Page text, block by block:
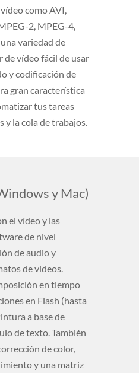
como AVI,
2, MPEG-4,
variedad de
de vídeo fácil de usar
y codificación de
gran característica
tus tareas
y la cola de trabajos.
y Mac)
el vídeo y las
de nivel
de audio y
de videos.
en tiempo
en Flash (hasta
a base de
de texto. También
de color,
y una matriz